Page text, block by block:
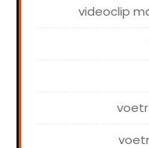
videoclip